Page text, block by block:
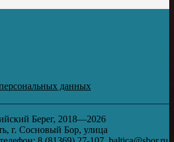
данных
Берег, 2018—2026
г. Сосновый Бор, улица